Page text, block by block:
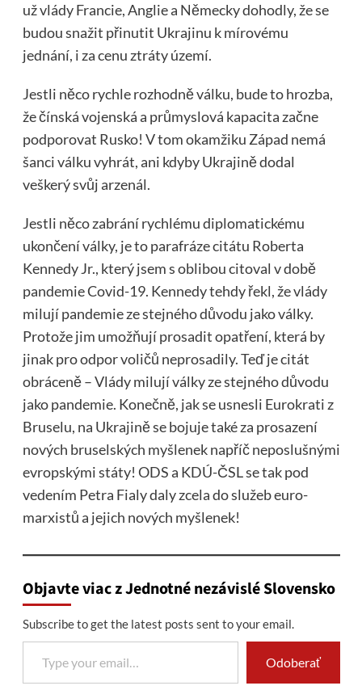
už vlády Francie, Anglie a Německy dohodly, že se
budou snažit přinutit Ukrajinu k mírovému
jednání, i za cenu ztráty území.
Jestli něco rychle rozhodně válku, bude to hrozba,
že čínská vojenská a průmyslová kapacita začne
podporovat Rusko! V tom okamžiku Západ nemá
šanci válku vyhrát, ani kdyby Ukrajině dodal
veškerý svůj arzenál.
Jestli něco zabrání rychlému diplomatickému
ukončení války, je to parafráze citátu Roberta
Kennedy Jr., který jsem s oblibou citoval v době
pandemie Covid-19. Kennedy tehdy řekl, že vlády
milují pandemie ze stejného důvodu jako války.
Protože jim umožňují prosadit opatření, která by
jinak pro odpor voličů neprosadily. Teď je citát
obráceně – Vlády milují války ze stejného důvodu
jako pandemie. Konečně, jak se usnesli Eurokrati z
Bruselu, na Ukrajině se bojuje také za prosazení
nových bruselských myšlenek napříč neposlušnými
evropskými státy! ODS a KDÚ-ČSL se tak pod
vedením Petra Fialy daly zcela do služeb euro-
marxistů a jejich nových myšlenek!
Objavte viac z Jednotné nezávislé Slovensko
Subscribe to get the latest posts sent to your email.
Type your email…
Odoberať